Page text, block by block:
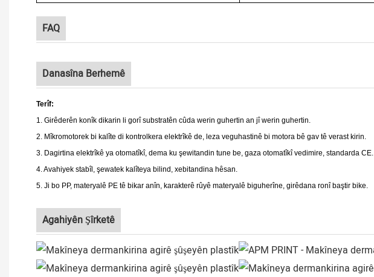
FAQ
Danasîna Berhemê
Terîf:
1. Girêderên konîk dikarin li gorî substratên cûda werin guhertin an jî werin guhertin.
2. Mîkromotorek bi kalîte di kontrolkera elektrîkê de, leza veguhastinê bi motora bê gav tê verast kirin.
3. Dagirtina elektrîkê ya otomatîkî, dema ku şewitandin tune be, gaza otomatîkî vedimire, standarda CE.
4. Avahiyek stabîl, şewatek kalîteya bilind, xebitandina hêsan.
5. Ji bo PP, materyalê PE tê bikar anîn, karakterê rûyê materyalê biguherîne, girêdana ronî baştir bike.
Agahiyên Şîrketê